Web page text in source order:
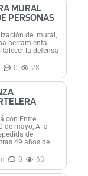
MURAL
PERSONAS
del mural,
herramienta
la defensa
0 28
con Entre
de mayo, A la
de
49 años de
0 63